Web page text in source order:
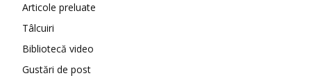
Articole preluate
Tâlcuiri
Bibliotecă video
Gustări de post